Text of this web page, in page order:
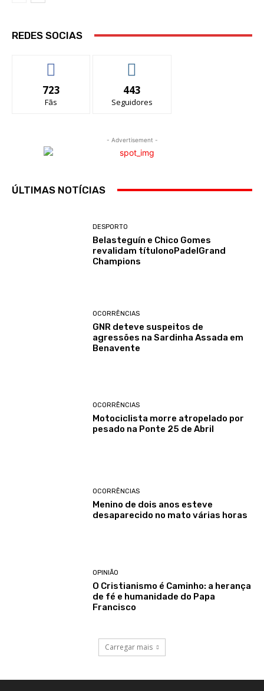
REDES SOCIAS
723
Fãs
443
Seguidores
- Advertisement -
ÚLTIMAS NOTÍCIAS
DESPORTO
Belasteguín e Chico Gomes
revalidam títulonoPadelGrand
Champions
OCORRÊNCIAS
GNR deteve suspeitos de
agressões na Sardinha Assada em
Benavente
OCORRÊNCIAS
Motociclista morre atropelado por
pesado na Ponte 25 de Abril
OCORRÊNCIAS
Menino de dois anos esteve
desaparecido no mato várias horas
OPINIÃO
O Cristianismo é Caminho: a herança
de fé e humanidade do Papa
Francisco
Carregar mais